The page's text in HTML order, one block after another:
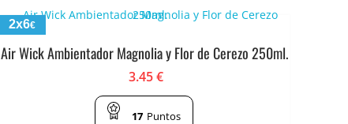
2x6€
Air Wick Ambientador Magnolia y Flor de Cerezo 250ml.
3.45€
17 Puntos